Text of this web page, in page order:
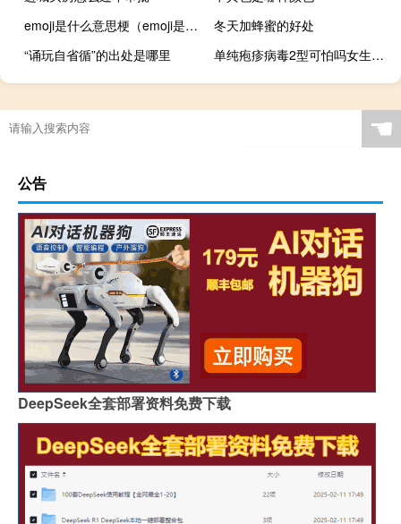
emoji是什么意思梗（emoji是什么意思）
冬天加蜂蜜的好处
“诵玩自省循”的出处是哪里
单纯疱疹病毒2型可怕吗女生（单纯疱疹病毒2型可怕吗）
☚
公告
DeepSeek全套部署资料免费下载